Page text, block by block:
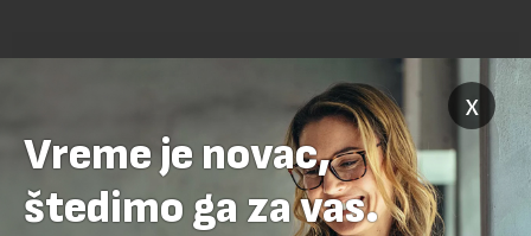
POVEZANI SADRŽAJI
x
Vreme je novac,
štedimo ga za vas.